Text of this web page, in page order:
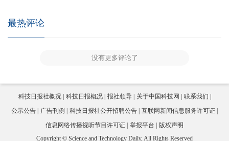
最热评论
没有更多评论了
科技日报社概况 科技日报概况 报社领导 关于中国科技网
联系我们
公示公告
广告刊例 科技日报社公开招聘公告
互联网新闻信息服务许可证
信息网络传播视听节目许可证
举报平台
版权声明
Copyright © Science and Technology Daily, All Rights Reserved